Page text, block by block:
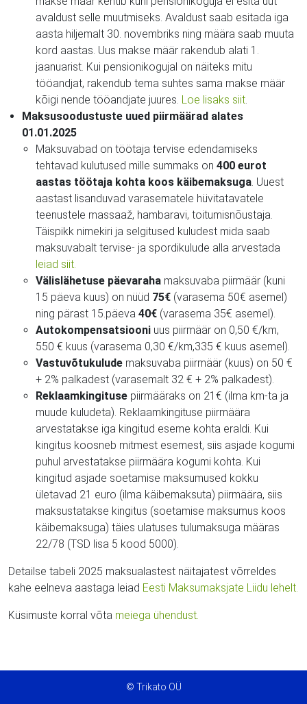
avaldust selle muutmiseks. Avaldust saab esitada iga
aasta hiljemalt 30. novembriks ning määra saab muuta
kord aastas. Uus makse määr rakendub alati 1.
jaanuarist. Kui pensionikogujal on näiteks mitu
tööandjat, rakendub tema suhtes sama makse määr
kõigi nende tööandjate juures. Loe lisaks siit
Maksusoodustuste uued piirmäärad alates
01.01.2025
Maksuvabad on töötaja tervise edendamiseks
tehtavad kulutused mille summaks on 400 eurot
aastas töötaja kohta koos käibemaksuga . Uuest
aastast lisanduvad varasematele hüvitatavatele
teenustele massaaž, hambaravi, toitumisnõustaja.
Täispikk nimekiri ja selgitused kuludest mida saab
maksuvabalt tervise- ja spordikulude alla arvestada
leiad siit.
Välislähetuse päevaraha maksuvaba piirmäär (kuni
15 päeva kuus) on nüüd 75€ (varasema 50€ asemel)
ning pärast 15.päeva 40€ (varasema 35€ asemel).
Autokompensatsiooni uus piirmäär on 0,50 €/km,
550 € kuus (varasema 0,30 €/km,335 € kuus asemel).
Vastuvõtukulude maksuvaba piirmäär (kuus) on 50 €
+ 2% palkadest (varasemalt 32 € + 2% palkadest).
Reklaamkingituse piirmääraks on 21€ (ilma km-ta ja
muude kuludeta). Reklaamkingituse piirmäära
arvestatakse iga kingitud eseme kohta eraldi. Kui
kingitus koosneb mitmest esemest, siis asjade kogumi
puhul arvestatakse piirmäära kogumi kohta. Kui
kingitud asjade soetamise maksumused kokku
ületavad 21 euro (ilma käibemaksuta) piirmäära, siis
maksustatakse kingitus (soetamise maksumus koos
käibemaksuga) täies ulatuses tulumaksuga määras
22/78 (TSD lisa 5 kood 5000).
Detailse tabeli 2025 maksualastest näitajatest võrreldes
kahe eelneva aastaga leiad Eesti Maksumaksjate Liidu lehelt.
Küsimuste korral võta meiega ühendust.
© Trikato OÜ